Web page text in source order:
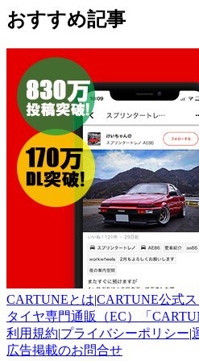
おすすめ記事
CARTUNEとは|CARTUNE公式
タイヤ専門通販（EC）「
利用規約|プライバシーポリシー|
広告掲載のお問合せ